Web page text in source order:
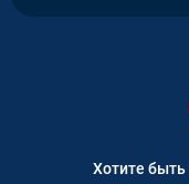
Хотите быть